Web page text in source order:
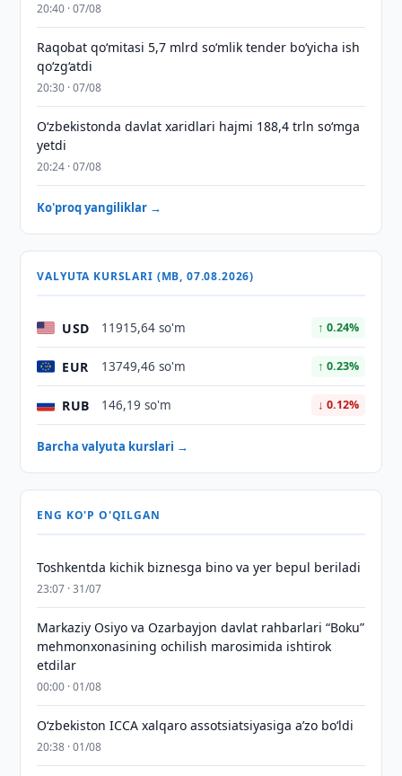
20:40 · 07/08
Raqobat qo‘mitasi 5,7 mlrd so‘mlik tender bo‘yicha ish
qo‘zg‘atdi
20:30 · 07/08
O‘zbekistonda davlat xaridlari hajmi 188,4 trln so‘mga
yetdi
20:24 · 07/08
Ko'proq yangiliklar →
VALYUTA KURSLARI (MB, 07.08.2026)
USD 11915,64 so'm ↑ 0.24%
EUR 13749,46 so'm ↑ 0.23%
RUB 146,19 so'm ↓ 0.12%
Barcha valyuta kurslari →
ENG KO'P O'QILGAN
Toshkentda kichik biznesga bino va yer bepul beriladi
23:07 · 31/07
Markaziy Osiyo va Ozarbayjon davlat rahbarlari “Boku”
mehmonxonasining ochilish marosimida ishtirok
etdilar
00:00 · 01/08
O‘zbekiston ICCA xalqaro assotsiatsiyasiga aʼzo bo‘ldi
20:38 · 01/08